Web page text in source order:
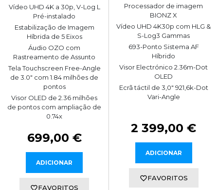
Vídeo UHD 4K a 30p, V-Log L
Pré-instalado
Estabilização de Imagem
Híbrida de 5 Eixos
Áudio OZO com
Rastreamento de Assunto
Tela Touchscreen Free-Angle
de 3.0" com 1.84 milhões de
pontos
Visor OLED de 2.36 milhões
de pontos com ampliação de
0.74x
699,00 €
ADICIONAR
FAVORITOS
Processador de imagem
BIONZ X
Vídeo UHD 4K30p com HLG &
S-Log3 Gammas
693-Ponto Sistema AF
Híbrido
Visor Electrónico 2.36m-Dot
OLED
Ecrã táctil de 3,0" 921,6k-Dot
Vari-Angle
2 399,00 €
ADICIONAR
FAVORITOS